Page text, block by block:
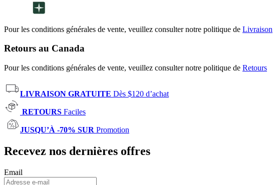
Pour les conditions générales de vente, veuillez consulter notre politique de Livraison
Retours au Canada
Pour les conditions générales de vente, veuillez consulter notre politique de Retours
LIVRAISON GRATUITE Dès $120 d’achat
RETOURS Faciles
JUSQU’À -70% SUR Promotion
Recevez nos dernières offres
Email